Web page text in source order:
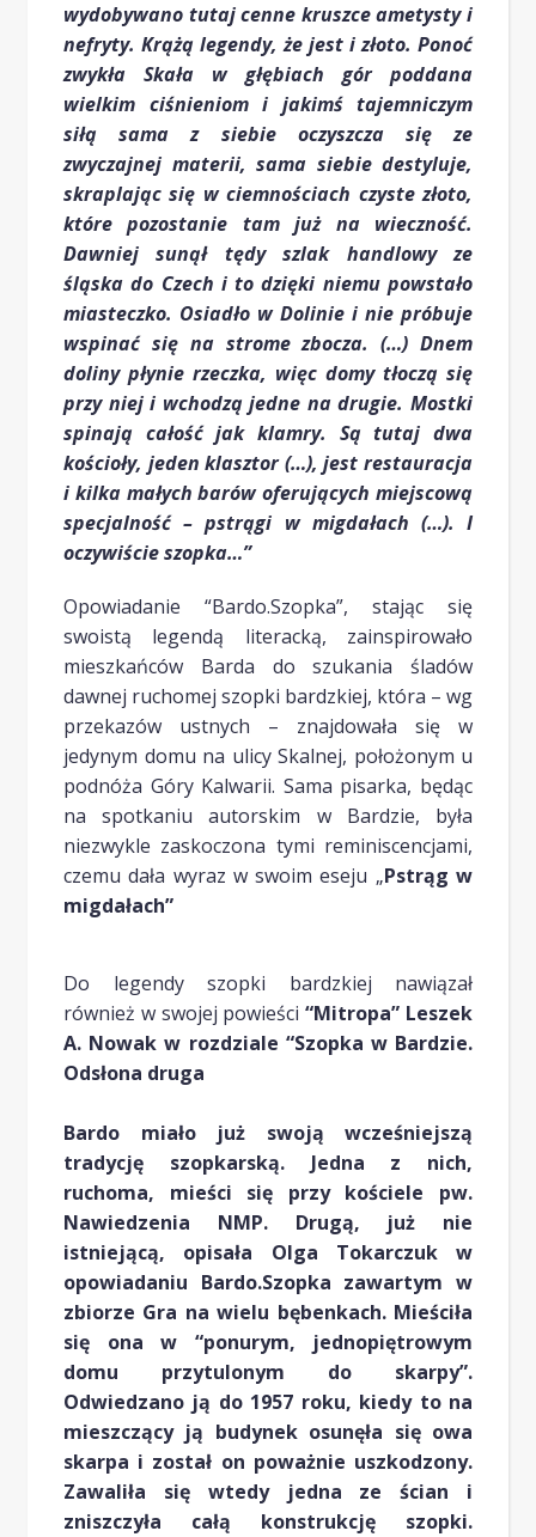
wydobywano tutaj cenne kruszce ametysty i
nefryty. Krążą legendy, że jest i złoto. Ponoć
zwykła Skała w głębiach gór poddana
wielkim ciśnieniom i jakimś tajemniczym
siłą sama z siebie oczyszcza się ze
zwyczajnej materii, sama siebie destyluje,
skraplając się w ciemnościach czyste złoto,
które pozostanie tam już na wieczność.
Dawniej sunął tędy szlak handlowy ze
śląska do Czech i to dzięki niemu powstało
miasteczko. Osiadło w Dolinie i nie próbuje
wspinać się na strome zbocza. (…) Dnem
doliny płynie rzeczka, więc domy tłoczą się
przy niej i wchodzą jedne na drugie. Mostki
spinają całość jak klamry. Są tutaj dwa
kościoły, jeden klasztor (…), jest restauracja
i kilka małych barów oferujących miejscową
specjalność – pstrągi w migdałach (…). I
oczywiście szopka…”
Opowiadanie “Bardo.Szopka”, stając się
swoistą legendą literacką, zainspirowało
mieszkańców Barda do szukania śladów
dawnej ruchomej szopki bardzkiej, która – wg
przekazów ustnych – znajdowała się w
jedynym domu na ulicy Skalnej, położonym u
podnóża Góry Kalwarii. Sama pisarka, będąc
na spotkaniu autorskim w Bardzie, była
niezwykle zaskoczona tymi reminiscencjami,
czemu dała wyraz w swoim eseju „Pstrąg w
migdałach”
Do legendy szopki bardzkiej nawiązał
również w swojej powieści “Mitropa” Leszek
A. Nowak w rozdziale “Szopka w Bardzie.
Odsłona druga
Bardo miało już swoją wcześniejszą
tradycję szopkarską. Jedna z nich,
ruchoma, mieści się przy kościele pw.
Nawiedzenia NMP. Drugą, już nie
istniejącą, opisała Olga Tokarczuk w
opowiadaniu Bardo.Szopka zawartym w
zbiorze Gra na wielu bębenkach. Mieściła
się ona w “ponurym, jednopiętrowym
domu przytulonym do skarpy”.
Odwiedzano ją do 1957 roku, kiedy to na
mieszczący ją budynek osunęła się owa
skarpa i został on poważnie uszkodzony.
Zawaliła się wtedy jedna ze ścian i
zniszczyła całą konstrukcję szopki.